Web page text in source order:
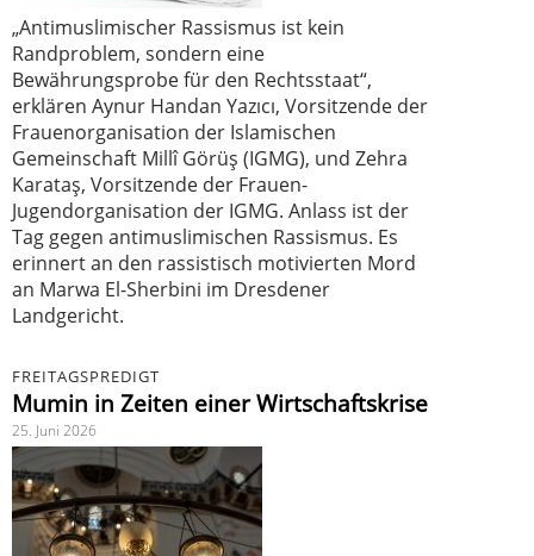
„Antimuslimischer Rassismus ist kein
Randproblem, sondern eine
Bewährungsprobe für den Rechtsstaat“,
erklären Aynur Handan Yazıcı, Vorsitzende der
Frauenorganisation der Islamischen
Gemeinschaft Millî Görüş (IGMG), und Zehra
Karataş, Vorsitzende der Frauen-
Jugendorganisation der IGMG. Anlass ist der
Tag gegen antimuslimischen Rassismus. Es
erinnert an den rassistisch motivierten Mord
an Marwa El-Sherbini im Dresdener
Landgericht.
FREITAGSPREDIGT
Mumin in Zeiten einer Wirtschaftskrise
25. Juni 2026